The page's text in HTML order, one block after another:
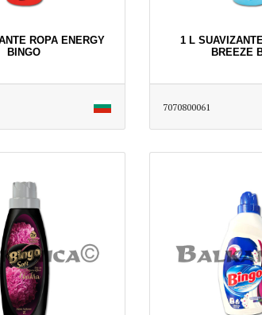
ROPA ENERGY
BINGO
1 L
BREEZE
7070800061